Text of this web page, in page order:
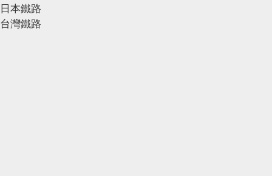
日本鐵路
台灣鐵路